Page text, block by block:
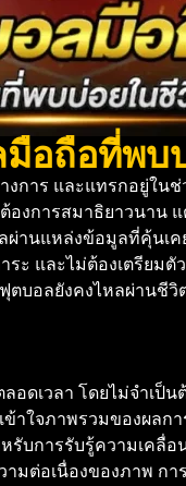
อถือที่พบ
การ และแทรกอยู่ใน
งการสมาธิยาวนาน
นแหล่งข้อมูลที่คุ้นเค
และไม่ต้องเตรียม
อลยังคงไหลผ่านชีวิ
ดเวลา โดยไม่จำเป็
ข้าใจภาพรวมของผล
รับการรับรู้ความเคลื่
มต่อเนื่องของภาพ ก